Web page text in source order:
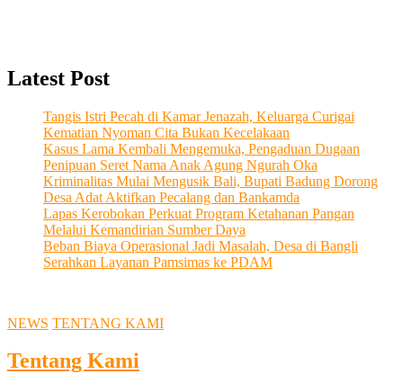
Latest Post
Tangis Istri Pecah di Kamar Jenazah, Keluarga Curigai
Kematian Nyoman Cita Bukan Kecelakaan
Kasus Lama Kembali Mengemuka, Pengaduan Dugaan
Penipuan Seret Nama Anak Agung Ngurah Oka
Kriminalitas Mulai Mengusik Bali, Bupati Badung Dorong
Desa Adat Aktifkan Pecalang dan Bankamda
Lapas Kerobokan Perkuat Program Ketahanan Pangan
Melalui Kemandirian Sumber Daya
Beban Biaya Operasional Jadi Masalah, Desa di Bangli
Serahkan Layanan Pamsimas ke PDAM
NEWS TENTANG KAMI
Tentang Kami